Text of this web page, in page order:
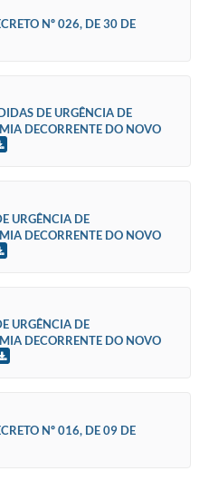
Nº 026, DE 30 DE
DE URGÊNCIA DE
DECORRENTE DO NOVO
URGÊNCIA DE
DECORRENTE DO NOVO
URGÊNCIA DE
DECORRENTE DO NOVO
Nº 016, DE 09 DE